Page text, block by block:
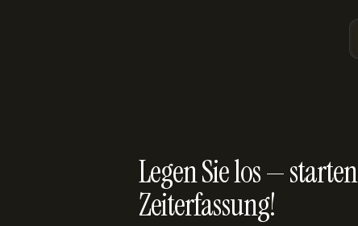
Legen Sie los —
Zeiterfassung!